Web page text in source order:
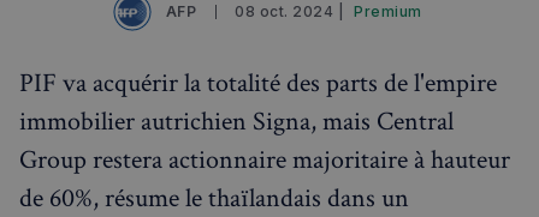
AFP 08 oct. 2024 | Premium
PIF va acquérir la totalité des parts de l'empire
immobilier autrichien Signa, mais Central
Group restera actionnaire majoritaire à hauteur
de 60%, résume le thaïlandais dans un